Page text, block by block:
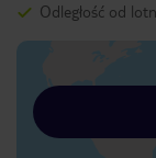
Odległość od